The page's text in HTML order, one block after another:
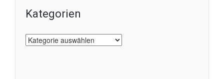
Kategorien
Kategorien